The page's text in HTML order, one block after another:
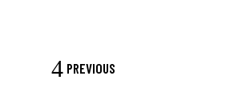
PREVIOUS